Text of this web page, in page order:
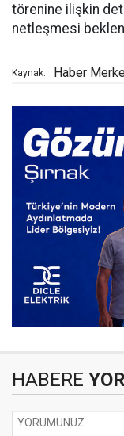
törenine ilişkin
netleşmesi
Kaynak: Haber
HABERE